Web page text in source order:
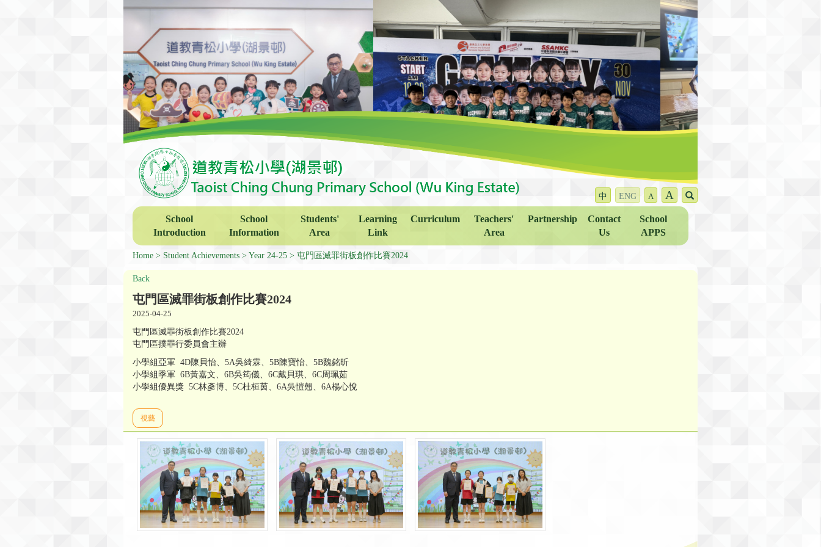
中 ENG A A
School
Introduction
School
Information
Students'
Area
Learning
Link
Curriculum
Teachers'
Area
Partnership
Contact
Us
School
APPS
Home Student Achievements Year 24-25 屯門區滅罪街板創作比賽2024
Back
屯門區滅罪街板創作比賽2024
2025-04-25
屯門區滅罪街板創作比賽2024
屯門區撲罪行委員會主辦
小學組亞軍 4D陳貝怡、5A吳綺霖、5B陳寶怡、5B魏銘昕
小學組季軍 6B黃嘉文、6B吳筠儀、6C戴貝琪、6C周珮茹
小學組優異獎 5C林彥博、5C杜桓茵、6A吳愷翹、6A楊心悅
視藝